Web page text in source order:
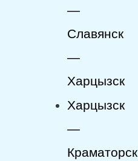
—
Славянск
—
Харцызск
Харцызск
—
Краматорск